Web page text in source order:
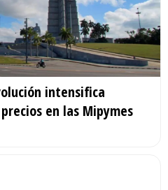
intensifica
en las Mipymes